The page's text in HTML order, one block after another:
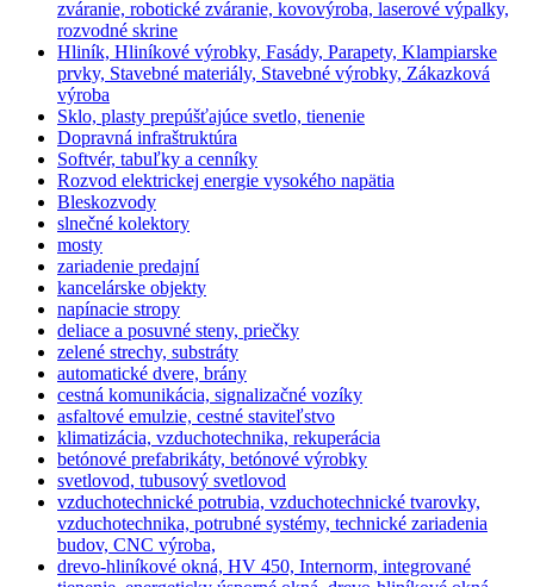
zváranie, robotické zváranie, kovovýroba, laserové výpalky,
rozvodné skrine
Hliník, Hliníkové výrobky, Fasády, Parapety, Klampiarske
prvky, Stavebné materiály, Stavebné výrobky, Zákazková
výroba
Sklo, plasty prepúšťajúce svetlo, tienenie
Dopravná infraštruktúra
Softvér, tabuľky a cenníky
Rozvod elektrickej energie vysokého napätia
Bleskozvody
slnečné kolektory
mosty
zariadenie predajní
kancelárske objekty
napínacie stropy
deliace a posuvné steny, priečky
zelené strechy, substráty
automatické dvere, brány
cestná komunikácia, signalizačné vozíky
asfaltové emulzie, cestné staviteľstvo
klimatizácia, vzduchotechnika, rekuperácia
betónové prefabrikáty, betónové výrobky
svetlovod, tubusový svetlovod
vzduchotechnické potrubia, vzduchotechnické tvarovky,
vzduchotechnika, potrubné systémy, technické zariadenia
budov, CNC výroba,
drevo-hliníkové okná, HV 450, Internorm, integrované